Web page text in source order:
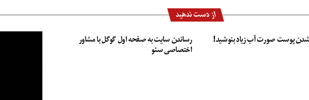
از دست ندهید
پوست صورت آب زیاد بنوشید!
رساندن سایت به صفحه اول گوگل با مشاور
اختصاصی سئو